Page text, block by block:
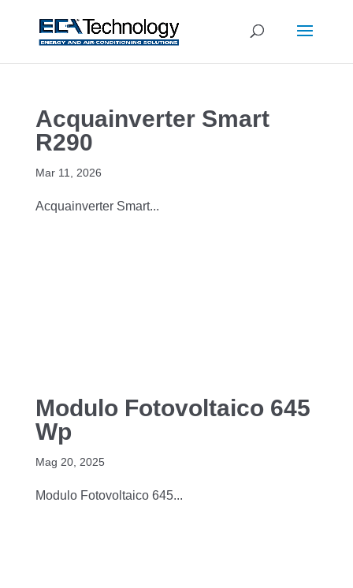
Acquainverter Smart
R290
Mar 11, 2026
Acquainverter Smart...
Modulo Fotovoltaico 645
Wp
Mag 20, 2025
Modulo Fotovoltaico 645...